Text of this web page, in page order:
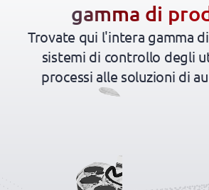
gamma di
Trovate qui l'intera gamma
sistemi di controllo degli
processi alle soluzioni di